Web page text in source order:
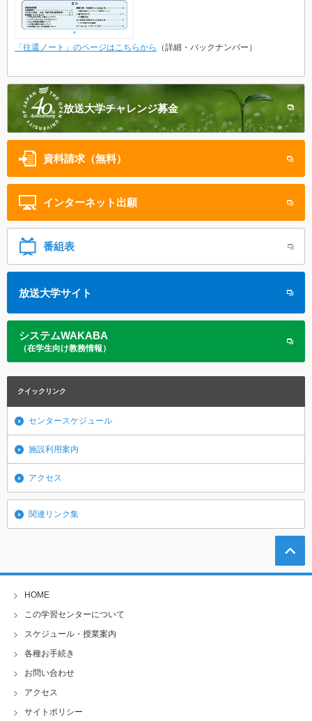
「往還ノート」のページはこちらから （詳細・バックナンバー）
放送大学チャレンジ募金
資料請求（無料）
インターネット 出願
番組表
放送大学サイト
システムWAKABA
（在学生向け教務情報）
クイックリンク
センタースケジュール
施設利用案内
アクセス
関連リンク集
HOME
この学習センターについて
スケジュール・授業案内
各種お手続き
お問い合わせ
アクセス
サイトポリシー